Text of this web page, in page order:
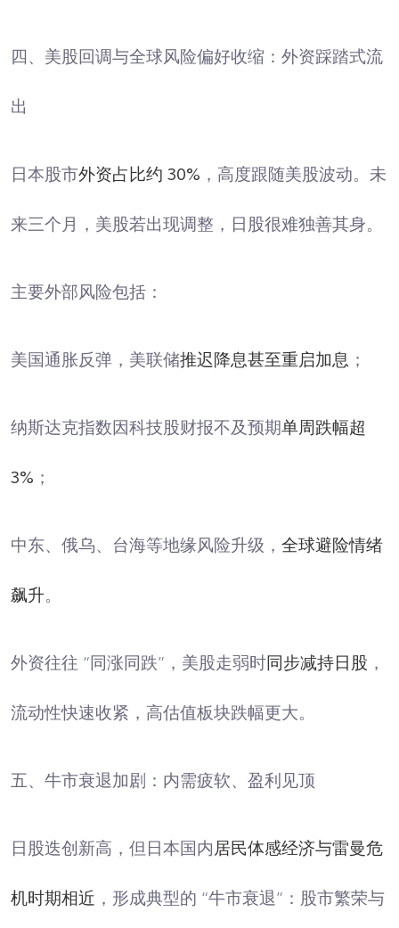
四、美股回调与全球风险偏好收缩：外资踩踏式流
出
日本股市外资占比约 30% ，高度跟随美股波动。未
来三个月，美股若出现调整，日股很难独善其身。
主要外部风险包括：
美国通胀反弹，美联储推迟降息甚至重启加息 ；
纳斯达克指数因科技股财报不及预期单周跌幅超
3% ；
中东、俄乌、台海等地缘风险升级， 全球避险情绪
飙升。
外资往往 “同涨同跌”，美股走弱时同步减持日股 ，
流动性快速收紧，高估值板块跌幅更大。
五、牛市衰退加剧：内需疲软、盈利见顶
日股迭创新高，但日本国内居民体感经济与雷曼危
机时期相近 ，形成典型的 “牛市衰退”：股市繁荣与